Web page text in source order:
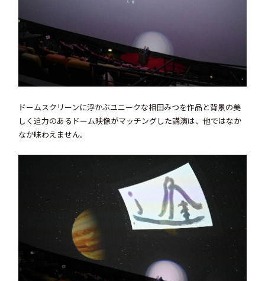
ドームスクリーンに浮かぶユニークな相田みつを作品と背景の美
しく迫力のあるドーム映像がマッチングした講演は、他ではなか
なか味わえません。